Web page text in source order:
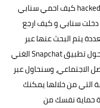
hacked snapchat كيف احمي سنابي
دخلت سنابي و كيف ارجع
يتم البحث عنها عبر
محرك البحث جوجل Google والتي تدور حول تطبيق Snapchat الغني
الاجتماعي، وسنحاول عبر
التي من خلالها يمكنك
حماية نفسك من